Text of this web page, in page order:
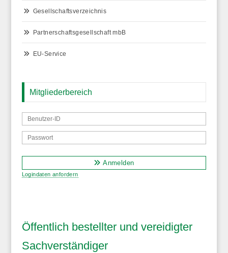
Gesellschaftsverzeichnis
Partnerschaftsgesellschaft mbB
EU-Service
Mitgliederbereich
Anmelden
Logindaten anfordern
Öffentlich bestellter und vereidigter
Sachverständiger